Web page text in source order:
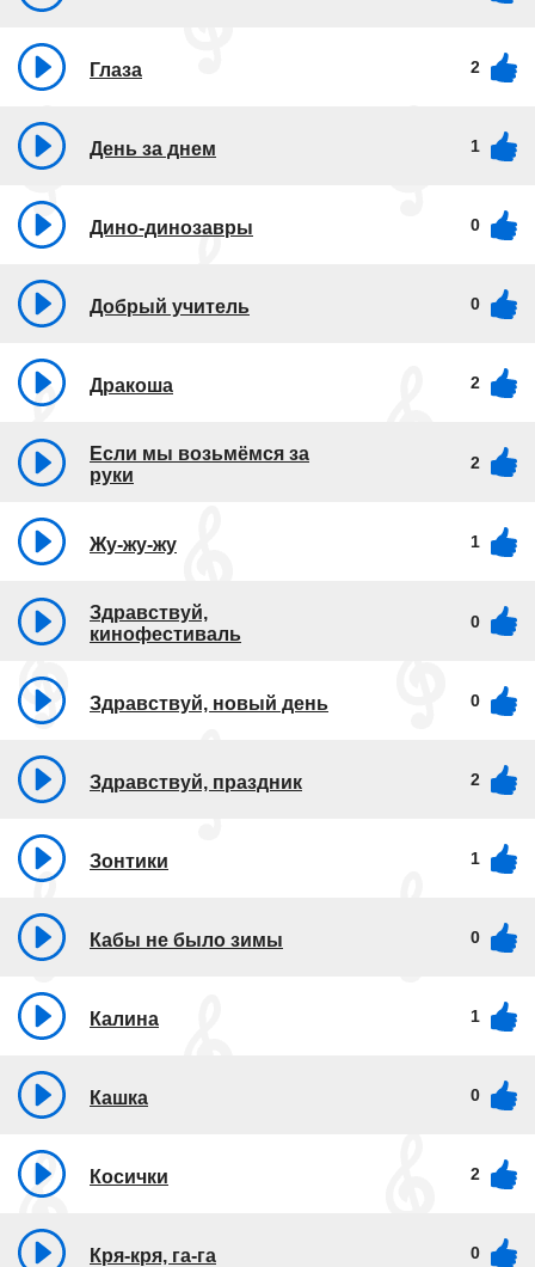
Глаза 2
День за днем 1
Дино-динозавры 0
Добрый учитель 0
Дракоша 2
Если мы возьмёмся за
руки
2
Жу-жу-жу 1
Здравствуй,
кинофестиваль
0
Здравствуй, новый день 0
Здравствуй, праздник 2
Зонтики 1
Кабы не было зимы 0
Калина 1
Кашка 0
Косички 2
Кря-кря, га-га 0